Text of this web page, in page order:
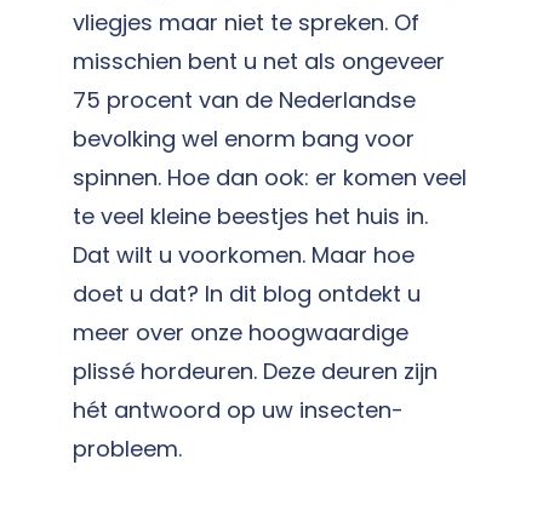
vliegjes maar niet te spreken. Of
misschien bent u net als ongeveer
75 procent van de Nederlandse
bevolking wel enorm bang voor
spinnen. Hoe dan ook: er komen veel
te veel kleine beestjes het huis in.
Dat wilt u voorkomen. Maar hoe
doet u dat? In dit blog ontdekt u
meer over onze hoogwaardige
plissé hordeuren. Deze deuren zijn
hét antwoord op uw insecten-
probleem.